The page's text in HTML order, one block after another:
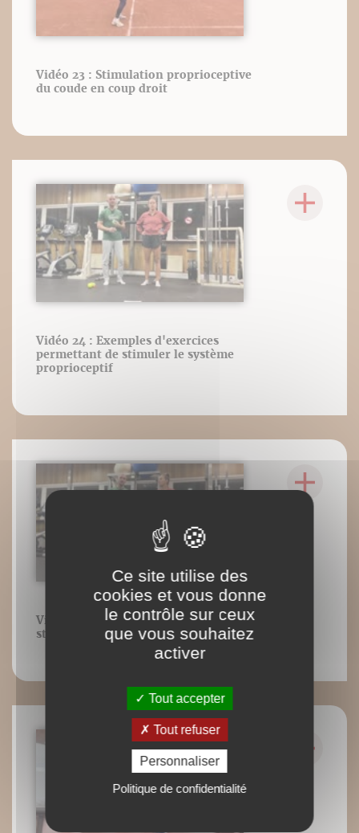
Vidéo 23 : Stimulation proprioceptive
du coude en coup droit
Vidéo 24 : Exemples d'exercices
permettant de stimuler le système
proprioceptif
Vidéo 25 : Exemples d'exercices au
stade perceptivomoteur
Ce site utilise des
cookies et vous donne
le contrôle sur ceux
que vous souhaitez
activer
Tout accepter
Tout refuser
Personnaliser
Politique de confidentialité